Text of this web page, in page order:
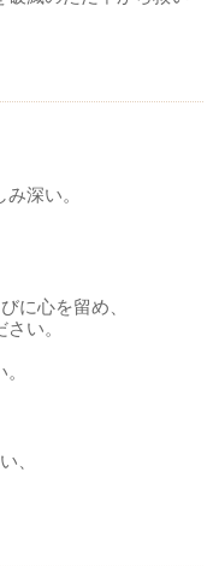
深い。
に心を留め、
い。
、